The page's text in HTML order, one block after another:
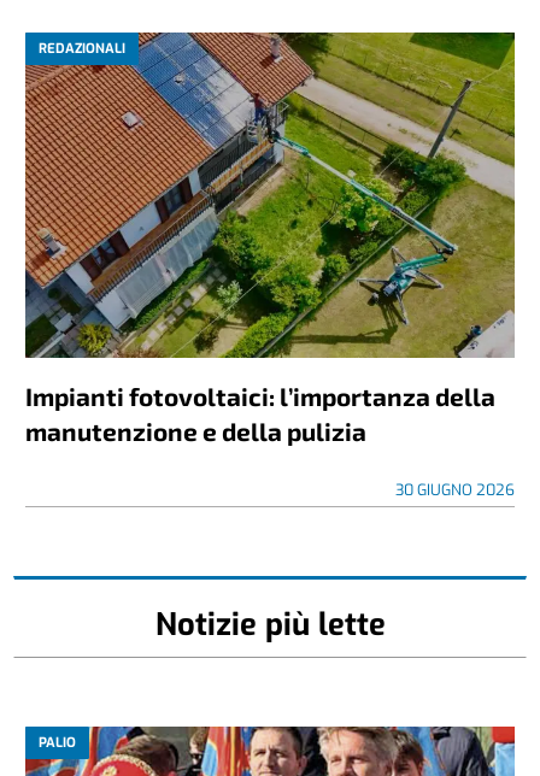
REDAZIONALI
Impianti fotovoltaici: l’importanza della
manutenzione e della pulizia
30 GIUGNO 2026
Notizie più lette
PALIO